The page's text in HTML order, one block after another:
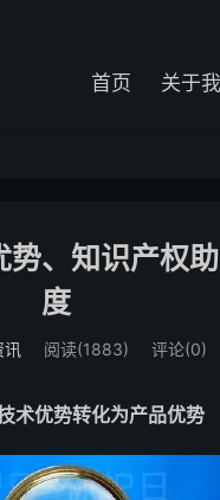
首页 关于我
、知识产权
度
阅读(1883) 评论(0)
术优势转化为产品优势